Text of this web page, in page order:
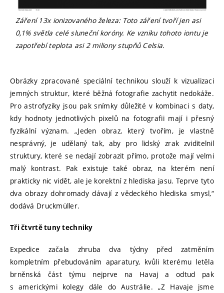
Záření 13x ionizovaného železa: Toto záření tvoří jen asi
0,1% světla celé sluneční koróny. Ke vzniku tohoto iontu je
zapotřebí teplota asi 2 miliony stupňů Celsia.
Obrázky zpracované speciální technikou slouží k vizualizaci
jemných struktur, které běžná fotografie zachytit nedokáže.
Pro astrofyziky jsou pak snímky důležité v kombinaci s daty,
kdy hodnoty jednotlivých pixelů na fotografii mají i přesný
fyzikální význam. „Jeden obraz, který tvořím, je vlastně
nesprávný, je udělaný tak, aby pro lidský zrak zviditelnil
struktury, které se nedají zobrazit přímo, protože mají velmi
malý kontrast. Pak existuje také obraz, na kterém není
prakticky nic vidět, ale je korektní z hlediska jasu. Teprve tyto
dva obrazy dohromady dávají z vědeckého hlediska smysl,“
dodává Druckmüller.
Tři čtvrtě tuny techniky
Expedice začala zhruba dva týdny před zatměním
kompletním přebudováním aparatury, kvůli kterému letěla
brněnská část týmu nejprve na Havaj a odtud pak
s americkými kolegy dále do Austrálie. „Z Havaje jsme